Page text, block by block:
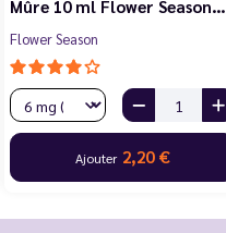
Noire Cassis 10 ml Flower…
Flower Season
Ajouter2,20 €